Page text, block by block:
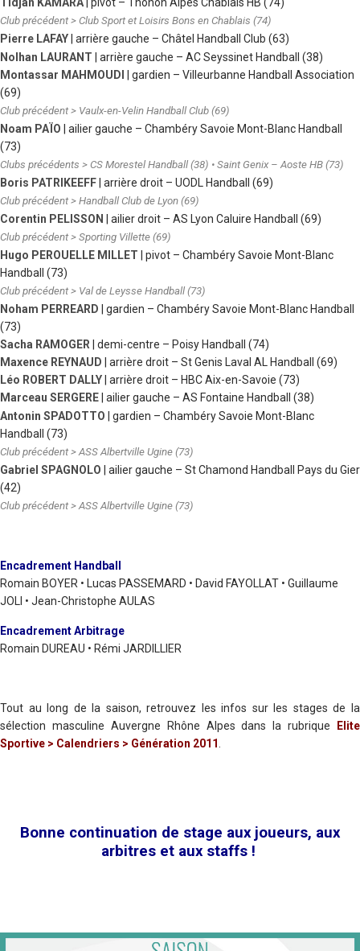
Tidjan KAMARA| pivot – Thonon Alpes Chablais HB (74)
Club précédent > Club Sport et Loisirs Bons en Chablais (74)
Pierre LAFAY | arrière gauche – Châtel Handball Club (63)
Nolhan LAURANT | arrière gauche – AC Seyssinet Handball (38)
Montassar MAHMOUDI
| gardien – Villeurbanne Handball Association
(69)
Club précédent > Vaulx-en-Velin Handball Club (69)
Noam PAÏO | ailier gauche – Chambéry Savoie Mont-Blanc Handball
(73)
Clubs précédents > CS Morestel Handball (38) • Saint Genix – Aoste HB (73)
Boris PATRIKEEFF | arrière droit – UODL Handball (69)
Club précédent > Handball Club de Lyon (69)
Corentin PELISSON | ailier droit – AS Lyon Caluire Handball (69)
Club précédent > Sporting Villette (69)
Hugo PEROUELLE MILLET | pivot – Chambéry Savoie Mont-Blanc
Handball (73)
Club précédent > Val de Leysse Handball (73)
Noham PERREARD | gardien – Chambéry Savoie Mont-Blanc Handball
(73)
Sacha RAMOGER | demi-centre – Poisy Handball (74)
Maxence REYNAUD | arrière droit – St Genis Laval AL Handball (69)
Léo ROBERT DALLY | arrière droit – HBC Aix-en-Savoie (73)
Marceau SERGERE | ailier gauche – AS Fontaine Handball (38)
Antonin SPADOTTO
| gardien – Chambéry Savoie Mont-Blanc
Handball (73)
Club précédent > ASS Albertville Ugine (73)
Gabriel SPAGNOLO | ailier gauche – St Chamond Handball Pays du Gier
(42)
Club précédent > ASS Albertville Ugine (73)
Encadrement Handball
Romain BOYER • Lucas PASSEMARD • David FAYOLLAT • Guillaume
JOLI • Jean-Christophe AULAS
Encadrement Arbitrage
Romain DUREAU • Rémi JARDILLIER
Tout au long de la saison, retrouvez les infos sur les stages de la
sélection masculine Auvergne Rhône Alpes dans la rubrique
Elite
Sportive > Calendriers > Génération 2011.
Bonne continuation de stage aux joueurs, aux
arbitres et aux staffs !